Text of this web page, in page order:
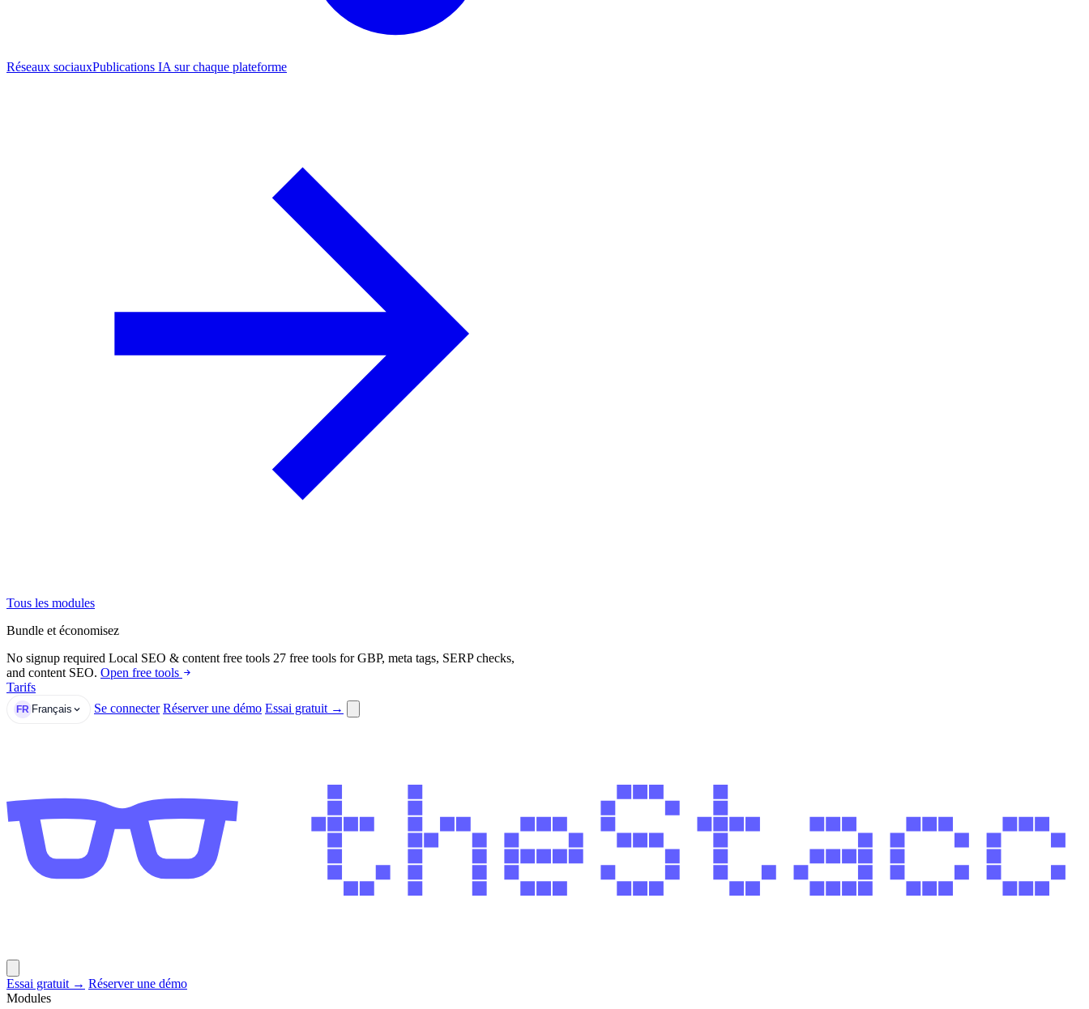
Réseaux sociauxPublications IA sur chaque plateforme
Tous les modules
Bundle et économisez
No signup required Local SEO & content free tools 27 free tools for GBP, meta tags, SERP checks,
and content SEO. Open free tools
Tarifs
FR Français Se connecter Réserver une démo Essai gratuit →
Essai gratuit → Réserver une démo
Modules